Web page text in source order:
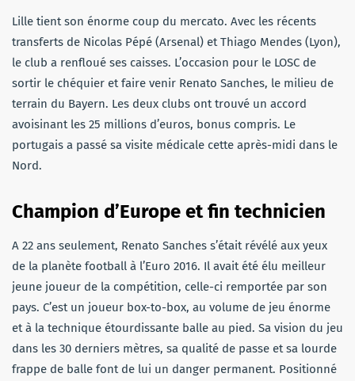
Lille tient son énorme coup du mercato. Avec les récents
transferts de Nicolas Pépé (Arsenal) et Thiago Mendes (Lyon),
le club a renfloué ses caisses. L’occasion pour le LOSC de
sortir le chéquier et faire venir Renato Sanches, le milieu de
terrain du Bayern. Les deux clubs ont trouvé un accord
avoisinant les 25 millions d’euros, bonus compris. Le
portugais a passé sa visite médicale cette après-midi dans le
Nord.
Champion d’Europe et fin technicien
A 22 ans seulement, Renato Sanches s’était révélé aux yeux
de la planète football à l’Euro 2016. Il avait été élu meilleur
jeune joueur de la compétition, celle-ci remportée par son
pays. C’est un joueur box-to-box, au volume de jeu énorme
et à la technique étourdissante balle au pied. Sa vision du jeu
dans les 30 derniers mètres, sa qualité de passe et sa lourde
frappe de balle font de lui un danger permanent. Positionné